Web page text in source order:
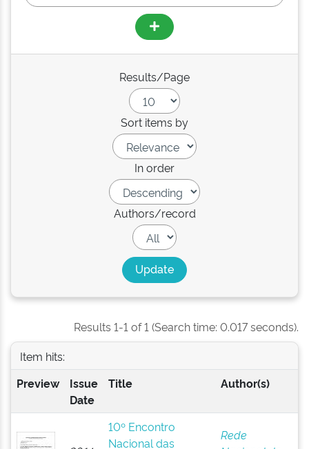
Results/Page
Sort items by
In order
Authors/record
Results 1-1 of 1 (Search time: 0.017 seconds).
Item hits:
Preview
Issue
Date
Title Author(s)
10º Encontro
Nacional das
Rede